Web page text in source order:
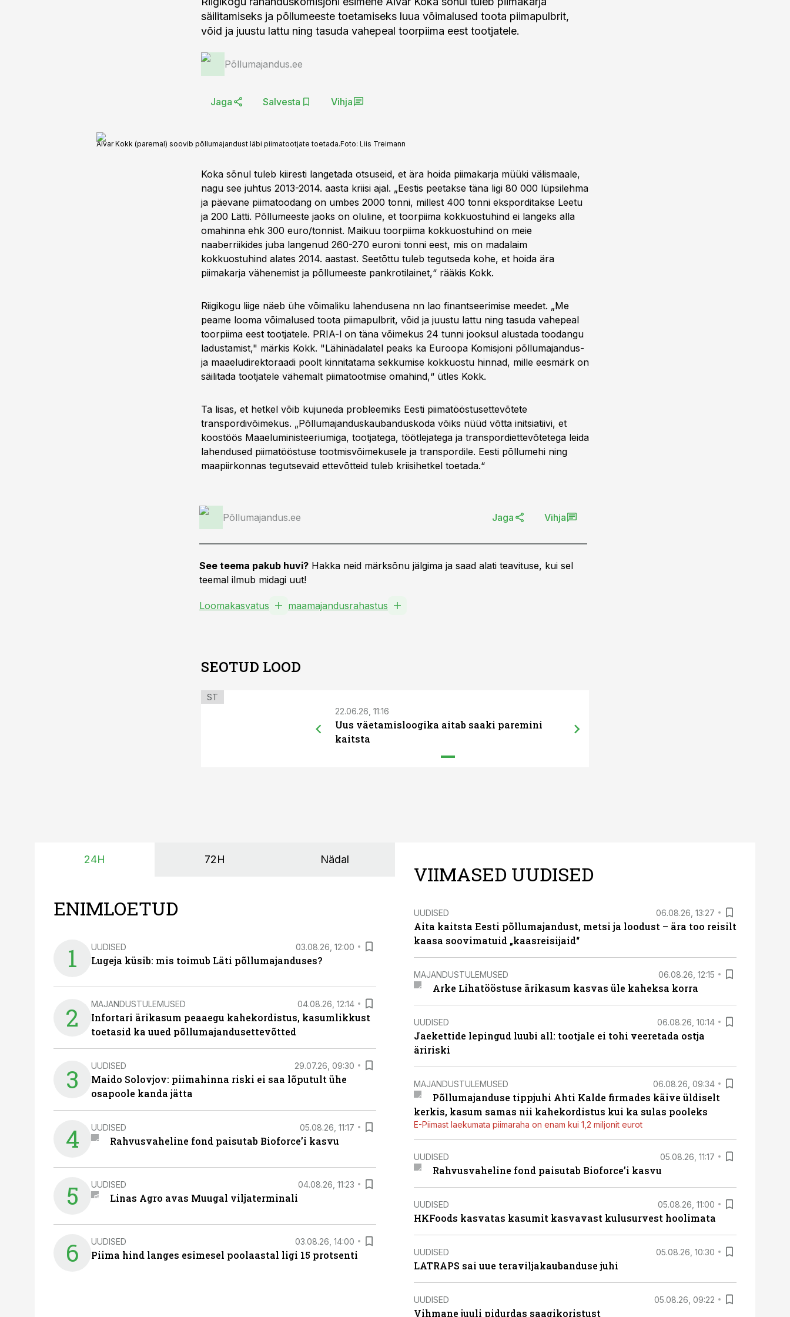
säilitamiseks ja põllumeeste toetamiseks luua võimalused toota piimapulbrit,
võid ja juustu lattu ning tasuda vahepeal toorpiima eest tootjatele.
Põllumajandus.ee
Jaga Salvesta Vihja
Aivar Kokk (paremal) soovib põllumajandust läbi piimatootjate toetada.Foto: Liis Treimann
Koka sõnul tuleb kiiresti langetada otsuseid, et ära hoida piimakarja müüki välismaale,
nagu see juhtus 2013-2014. aasta kriisi ajal. „Eestis peetakse täna ligi 80 000 lüpsilehma
ja päevane piimatoodang on umbes 2000 tonni, millest 400 tonni eksporditakse Leetu
ja 200 Lätti. Põllumeeste jaoks on oluline, et toorpiima kokkuostuhind ei langeks alla
omahinna ehk 300 euro/tonnist. Maikuu toorpiima kokkuostuhind on meie
naaberriikides juba langenud 260-270 euroni tonni eest, mis on madalaim
kokkuostuhind alates 2014. aastast. Seetõttu tuleb tegutseda kohe, et hoida ära
piimakarja vähenemist ja põllumeeste pankrotilainet,“ rääkis Kokk.
Riigikogu liige näeb ühe võimaliku lahendusena nn lao finantseerimise meedet. „Me
peame looma võimalused toota piimapulbrit, võid ja juustu lattu ning tasuda vahepeal
toorpiima eest tootjatele. PRIA-l on täna võimekus 24 tunni jooksul alustada toodangu
ladustamist," märkis Kokk. "Lähinädalatel peaks ka Euroopa Komisjoni põllumajandus-
ja maaeludirektoraadi poolt kinnitatama sekkumise kokkuostu hinnad, mille eesmärk on
säilitada tootjatele vähemalt piimatootmise omahind,“ ütles Kokk.
Ta lisas, et hetkel võib kujuneda probleemiks Eesti piimatööstusettevõtete
transpordivõimekus. „Põllumajanduskaubanduskoda võiks nüüd võtta initsiatiivi, et
koostöös Maaeluministeeriumiga, tootjatega, töötlejatega ja transpordiettevõtetega leida
lahendused piimatööstuse tootmisvõimekusele ja transpordile. Eesti põllumehi ning
maapiirkonnas tegutsevaid ettevõtteid tuleb kriisihetkel toetada.“
Põllumajandus.ee Jaga Vihja
See teema pakub huvi? Hakka neid märksõnu jälgima ja saad alati teavituse, kui sel
teemal ilmub midagi uut!
Loomakasvatus maamajandusrahastus
SEOTUD LOOD
ST
22.06.26, 11:16
Uus väetamisloogika aitab saaki paremini
kaitsta
24H 72H Nädal
ENIMLOETUD
1 UUDISED 03.08.26, 12:00
Lugeja küsib: mis toimub Läti põllumajanduses?
2 MAJANDUSTULEMUSED 04.08.26, 12:14
Infortari ärikasum peaaegu kahekordistus, kasumlikkust
toetasid ka uued põllumajandusettevõtted
3 UUDISED 29.07.26, 09:30
Maido Solovjov: piimahinna riski ei saa lõputult ühe
osapoole kanda jätta
4 UUDISED 05.08.26, 11:17
Rahvusvaheline fond paisutab Bioforce’i kasvu
5 UUDISED 04.08.26, 11:23
Linas Agro avas Muugal viljaterminali
6 UUDISED 03.08.26, 14:00
Piima hind langes esimesel poolaastal ligi 15 protsenti
VIIMASED UUDISED
UUDISED 06.08.26, 13:27
Aita kaitsta Eesti põllumajandust, metsi ja loodust – ära too reisilt
kaasa soovimatuid „kaasreisijaid“
MAJANDUSTULEMUSED 06.08.26, 12:15
Arke Lihatööstuse ärikasum kasvas üle kaheksa korra
UUDISED 06.08.26, 10:14
Jaekettide lepingud luubi all: tootjale ei tohi veeretada ostja
äririski
MAJANDUSTULEMUSED 06.08.26, 09:34
Põllumajanduse tippjuhi Ahti Kalde firmades käive üldiselt
kerkis, kasum samas nii kahekordistus kui ka sulas pooleks
E-Piimast laekumata piimaraha on enam kui 1,2 miljonit eurot
UUDISED 05.08.26, 11:17
Rahvusvaheline fond paisutab Bioforce’i kasvu
UUDISED 05.08.26, 11:00
HKFoods kasvatas kasumit kasvavast kulusurvest hoolimata
UUDISED 05.08.26, 10:30
LATRAPS sai uue teraviljakaubanduse juhi
UUDISED 05.08.26, 09:22
Vihmane juuli pidurdas saagikoristust